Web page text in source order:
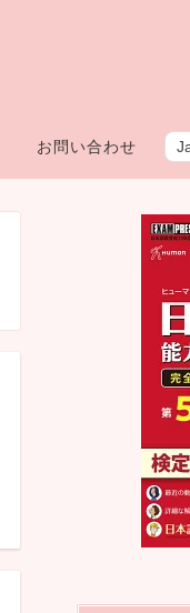
お問い合わせ